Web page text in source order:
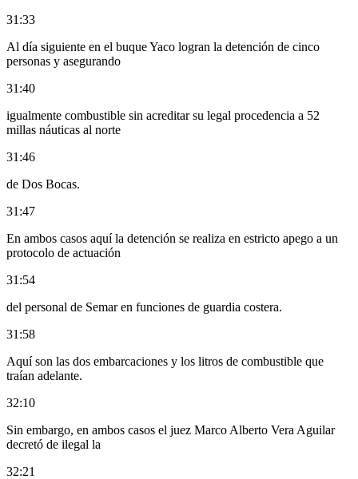
31:33
Al día siguiente en el buque Yaco logran la detención de cinco
personas y asegurando
31:40
igualmente combustible sin acreditar su legal procedencia a 52
millas náuticas al norte
31:46
de Dos Bocas.
31:47
En ambos casos aquí la detención se realiza en estricto apego a un
protocolo de actuación
31:54
del personal de Semar en funciones de guardia costera.
31:58
Aquí son las dos embarcaciones y los litros de combustible que
traían adelante.
32:10
Sin embargo, en ambos casos el juez Marco Alberto Vera Aguilar
decretó de ilegal la
32:21